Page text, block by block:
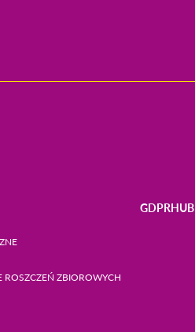
ROSZCZEŃ ZBIOROWYCH
GDPRHUB